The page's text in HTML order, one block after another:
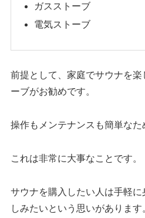
ガスストーブ
電気ストーブ
前提として、家庭でサウナを楽
ーブがお勧めです。
操作もメンテナンスも簡単なた
これは非常に大事なことです。
サウナを購入したい人は手軽
しみたいという思いがあります